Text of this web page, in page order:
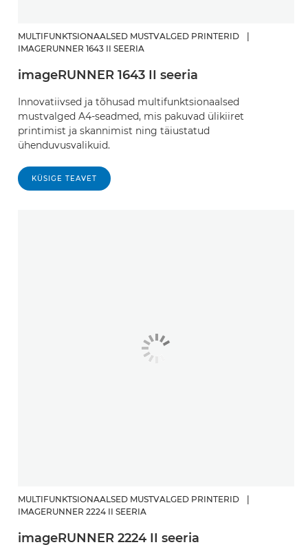
MULTIFUNKTSIONAALSED MUSTVALGED PRINTERID
IMAGERUNNER 1643 II SEERIA
imageRUNNER 1643 II seeria
Innovatiivsed ja tõhusad multifunktsionaalsed
mustvalged A4-seadmed, mis pakuvad ülikiiret
printimist ja skannimist ning täiustatud
ühenduvusvalikuid.
KÜSIGE TEAVET
MULTIFUNKTSIONAALSED MUSTVALGED PRINTERID
IMAGERUNNER 2224 II SEERIA
imageRUNNER 2224 II seeria